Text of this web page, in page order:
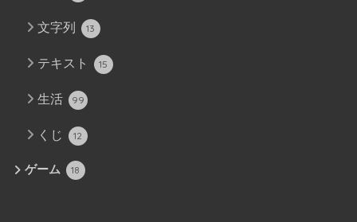
文字列 13
テキスト 15
生活 99
くじ 12
ゲーム 18